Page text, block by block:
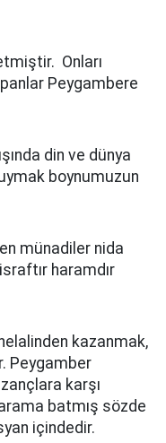
Onları
Peygambere
din ve dünya
boynumuzun
münadiler nida
haramdır
kazanmak,
Peygamber
karşı
batmış sözde
içindedir.